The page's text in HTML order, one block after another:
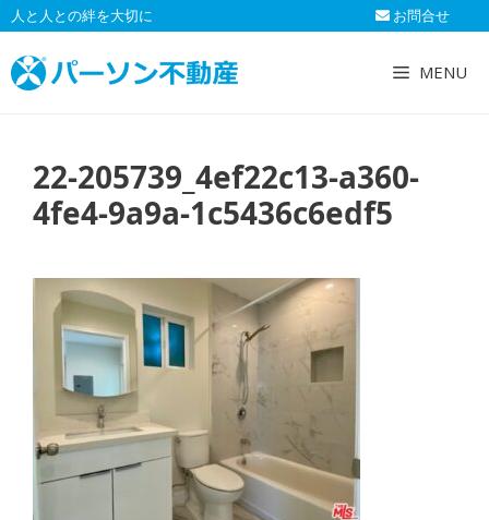
コ
ン
テ
ン
人と人との絆を大切に お問合せ
MENU
22-205739_4ef22c13-a360-
4fe4-9a9a-1c5436c6edf5